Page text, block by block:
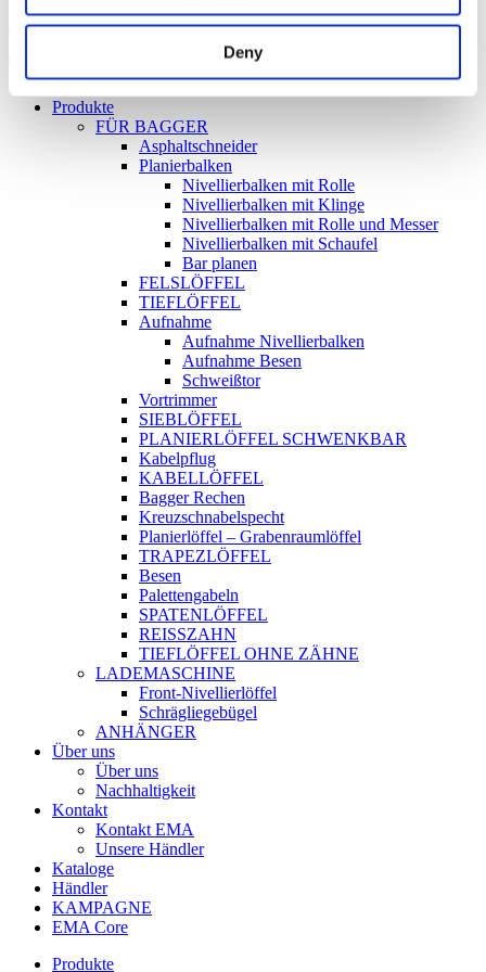
Deny
Facebook Instagram LinkedinYoutube
search
Produkte
FÜR BAGGER
Asphaltschneider
Planierbalken
Nivellierbalken mit Rolle
Nivellierbalken mit Klinge
Nivellierbalken mit Rolle und Messer
Nivellierbalken mit Schaufel
Bar planen
FELSLÖFFEL
TIEFLÖFFEL
Aufnahme
Aufnahme Nivellierbalken
Aufnahme Besen
Schweißtor
Vortrimmer
SIEBLÖFFEL
PLANIERLÖFFEL SCHWENKBAR
Kabelpflug
KABELLÖFFEL
Bagger Rechen
Kreuzschnabelspecht
Planierlöffel – Grabenraumlöffel
TRAPEZLÖFFEL
Besen
Palettengabeln
SPATENLÖFFEL
REISSZAHN
TIEFLÖFFEL OHNE ZÄHNE
LADEMASCHINE
Front-Nivellierlöffel
Schrägliegebügel
ANHÄNGER
Über uns
Über uns
Nachhaltigkeit
Kontakt
Kontakt EMA
Unsere Händler
Kataloge
Händler
KAMPAGNE
EMA Core
Produkte